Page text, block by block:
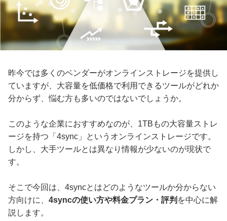
昨今では多くのベンダーがオンラインストレージを提供し
ていますが、大容量を低価格で利用できるツールがどれか
分からず、悩む方も多いのではないでしょうか。
このような企業におすすめなのが、1TBもの大容量ストレ
ージを持つ「4sync」というオンラインストレージです。
しかし、大手ツールとは異なり情報が少ないのが現状で
す。
そこで今回は、4syncとはどのようなツールか分からない
方向けに、 4syncの使い方や料金プラン・評判 を中心に解
説します。